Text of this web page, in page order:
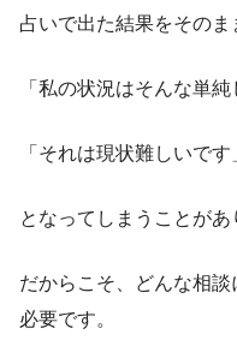
占いで出た結果をそのま
「私の状況はそんな単純
「それは現状難しいです
となってしまうことがあ
だからこそ、どんな相
必要です。